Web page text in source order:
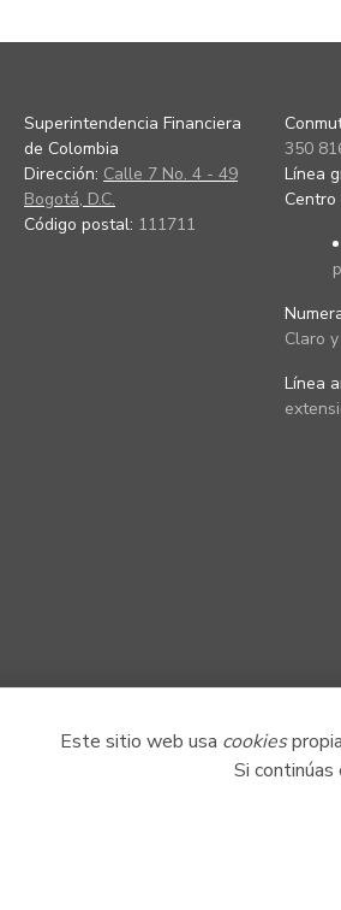
Este sitio web usa cookies
Si
Superintendencia Financiera
de Colombia
Dirección: Calle 7 No. 4 - 49
Bogotá, D.C.
Código postal: 111711
350
Línea
Claro
Línea